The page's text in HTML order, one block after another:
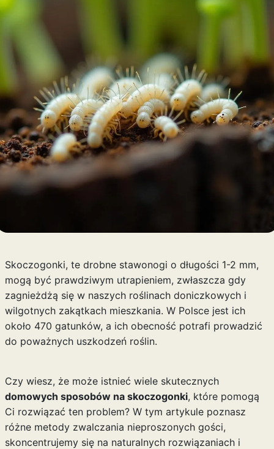
Skoczogonki, te drobne stawonogi o długości 1-2 mm,
mogą być prawdziwym utrapieniem, zwłaszcza gdy
zagnieżdżą się w naszych roślinach doniczkowych i
wilgotnych zakątkach mieszkania. W Polsce jest ich
około 470 gatunków, a ich obecność potrafi prowadzić
do poważnych uszkodzeń roślin.
Czy wiesz, że może istnieć wiele skutecznych
domowych sposobów na skoczogonki, które pomogą
Ci rozwiązać ten problem? W tym artykule poznasz
różne metody zwalczania nieproszonych gości,
skoncentrujemy się na naturalnych rozwiązaniach i